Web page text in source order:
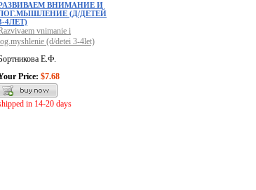
ВНИМАНИЕ И
(Д/ДЕТЕЙ
4ЛЕТ)
vnimanie i
(d/detei 3-4let)
Е.Ф.
Price: $7.68
in 14-20 days